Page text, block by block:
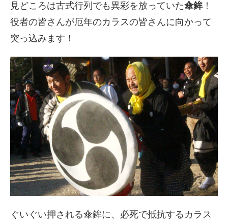
見どころは古式行列でも異彩を放っていた傘鉾！
役者の皆さんが厄年のカラスの皆さんに向かって
突っ込みます！
ぐいぐい押される傘鉾に、必死で抵抗するカラス